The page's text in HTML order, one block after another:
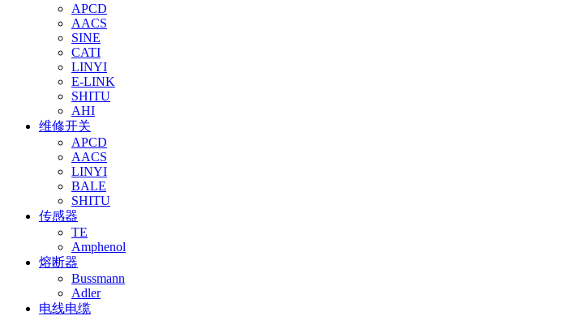
APCD
AACS
SINE
CATI
LINYI
E-LINK
SHITU
AHI
维修开关
APCD
AACS
LINYI
BALE
SHITU
传感器
TE
Amphenol
熔断器
Bussmann
Adler
电线电缆